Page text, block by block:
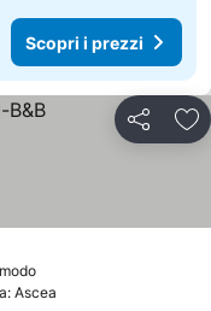
Scopri i prezzi
Condividi
Ascea